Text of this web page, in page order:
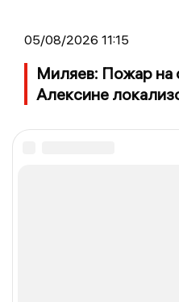
05/08/2026 11:15
Миляев: Пожар на
Алексине